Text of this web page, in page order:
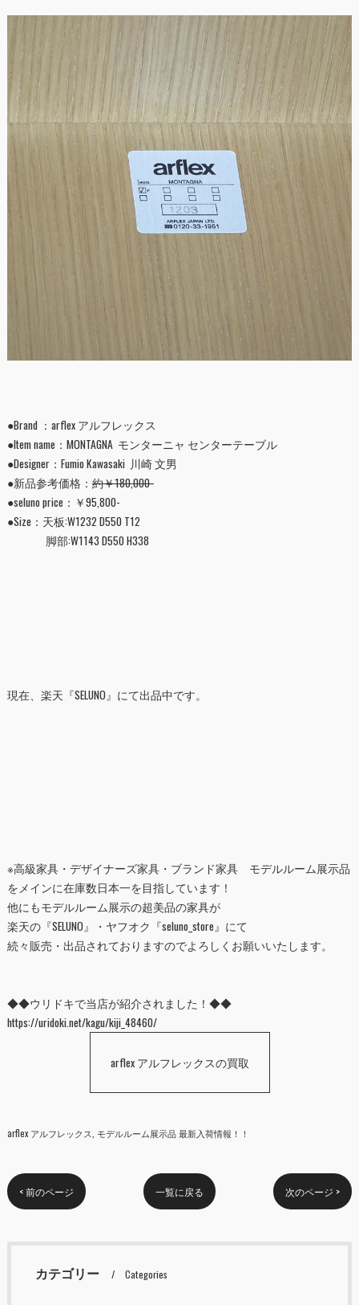
●Brand ：arflex アルフレックス
●Item name：MONTAGNA モンターニャ センターテーブル
●Designer：Fumio Kawasaki 川崎 文男
●新品参考価格： 約￥180,000-
●seluno price：￥95,800-
●Size：天板:W1232 D550 T12
脚部:W1143 D550 H338
現在、楽天『SELUNO』にて出品中です。
※高級家具・デザイナーズ家具・ブランド家具 モデルルーム展示品
をメインに在庫数日本一を目指しています！
他にもモデルルーム展示の超美品の家具が
楽天の『SELUNO』・ヤフオク『seluno_store』にて
続々販売・出品されておりますのでよろしくお願いいたします。
◆◆ウリドキで当店が紹介されました！◆◆
https://uridoki.net/kagu/kiji_48460/
arflex アルフレックスの買取
arflex アルフレックス モデルルーム展示品 最新入荷情報！！
< 前のページ 一覧に戻る 次のページ >
カテゴリー Categories